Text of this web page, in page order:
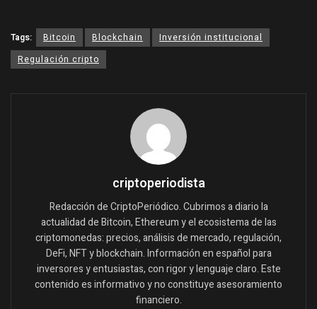
Tags: Bitcoin Blockchain
Inversión institucional
Regulación cripto
criptoperiodista
Redacción de CriptoPeriódico. Cubrimos a diario la
actualidad de Bitcoin, Ethereum y el ecosistema de las
criptomonedas: precios, análisis de mercado, regulación,
DeFi, NFT y blockchain. Información en español para
inversores y entusiastas, con rigor y lenguaje claro. Este
contenido es informativo y no constituye asesoramiento
financiero.